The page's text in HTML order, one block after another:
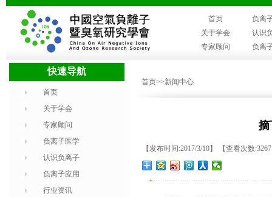
首页
负离
关于学会
认识
专家顾问
负离
快速导航
首页
关于学会
专家顾问
负离子医学
认识负离子
负离子应用
行业资讯
首页>>新闻中心
摘
【发布时间:2017/3/10】 【查看次数
+